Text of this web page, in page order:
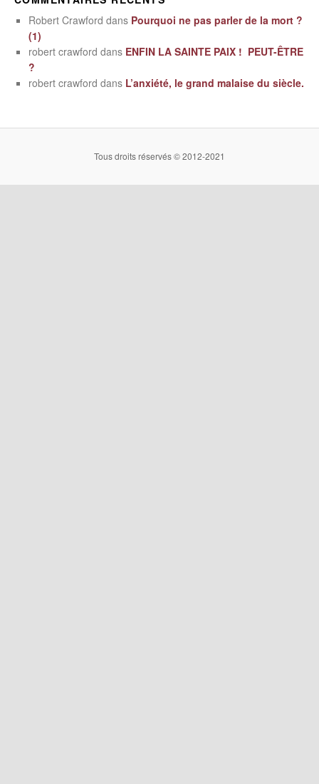
Robert Crawford dans Pourquoi ne pas parler de la mort ?
(1)
robert crawford dans ENFIN LA SAINTE PAIX ! PEUT-ÊTRE
?
robert crawford dans L’anxiété, le grand malaise du siècle.
Tous droits réservés © 2012-2021